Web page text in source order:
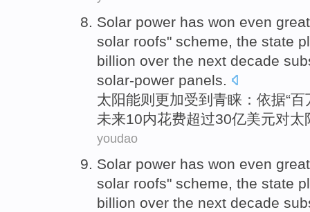
Solar power has won even
solar roofs" scheme , the state
billion over the next decade
solar-power panels
太阳能则 更加受到青睐 ： 依据“百
未来10内花费超过30亿美元对太
youdao
Solar power has won even
solar roofs" scheme, the state
billion over the next decade